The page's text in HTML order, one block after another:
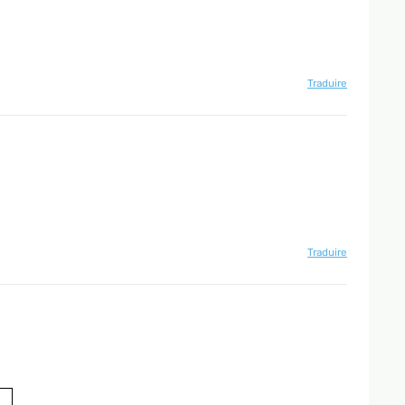
l'oggetto in questione che attira subito la mia
figura e la foto si adatta magnificamente allo
Traduire
Traduire